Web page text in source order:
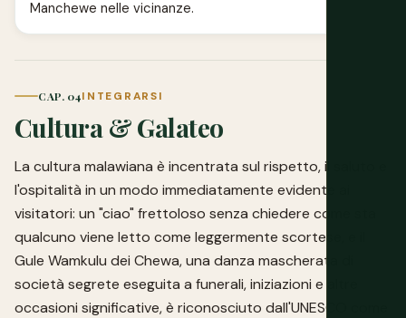
Manchewe nelle vicinanze.
CAP. 04INTEGRARSI
Cultura & Galateo
La cultura malawiana è incentrata sul rispetto, il saluto e
l'ospitalità in un modo immediatamente evidente ai
visitatori: un "ciao" frettoloso senza chiedere come sta
qualcuno viene letto come leggermente scortese, e il
Gule Wamkulu dei Chewa, una danza mascherata di
società segrete eseguita a funerali, iniziazioni e altre
occasioni significative, è riconosciuto dall'UNESCO come